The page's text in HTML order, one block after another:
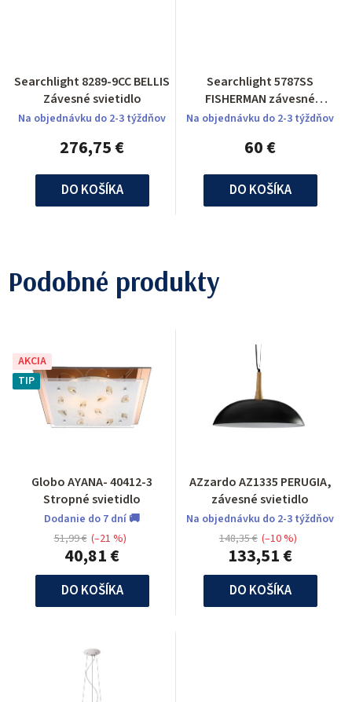
Searchlight 8289-9CC BELLIS
Závesné svietidlo
Na objednávku do 2-3 týždňov
276,75 €
DO KOŠÍKA
Searchlight 5787SS
FISHERMAN závesné
svietidlo
Na objednávku do 2-3 týždňov
60 €
DO KOŠÍKA
Podobné produkty
AKCIA
TIP
Globo AYANA- 40412-3
Stropné svietidlo
Dodanie do 7 dní 🚚
40,81 €
51,99 € (–21 %)
DO KOŠÍKA
AZzardo AZ1335 PERUGIA,
závesné svietidlo
Na objednávku do 2-3 týždňov
133,51 €
148,35 € (–10 %)
DO KOŠÍKA